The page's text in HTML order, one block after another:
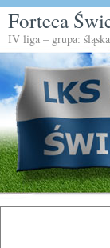
Forteca
IV liga – grupa: